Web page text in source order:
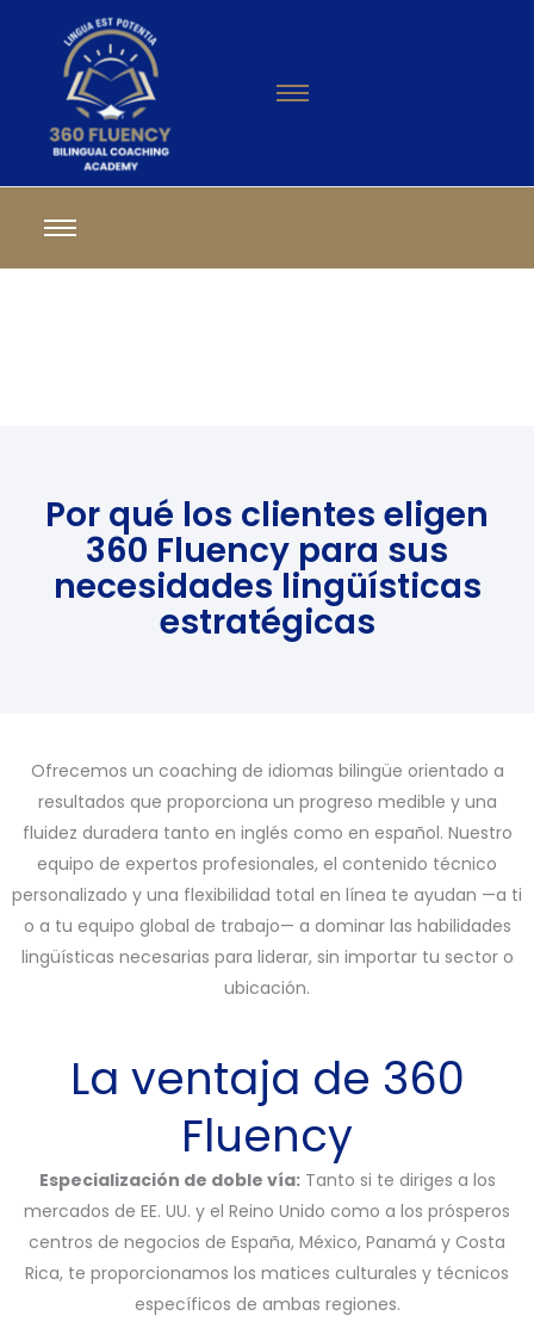
Por qué los clientes eligen
360 Fluency para sus
necesidades lingüísticas
estratégicas
Ofrecemos un coaching de idiomas bilingüe orientado a
resultados que proporciona un progreso medible y una
fluidez duradera tanto en inglés como en español. Nuestro
equipo de expertos profesionales, el contenido técnico
personalizado y una flexibilidad total en línea te ayudan —a ti
o a tu equipo global de trabajo— a dominar las habilidades
lingüísticas necesarias para liderar, sin importar tu sector o
ubicación.
La ventaja de 360
Fluency
Especialización de doble vía:Tanto si te diriges a los
mercados de EE. UU. y el Reino Unido como a los prósperos
centros de negocios de España, México, Panamá y Costa
Rica, te proporcionamos los matices culturales y técnicos
específicos de ambas regiones.